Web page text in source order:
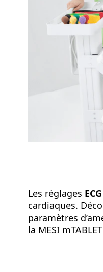
Les réglages ECG
cardiaques.
paramètres
la MESI